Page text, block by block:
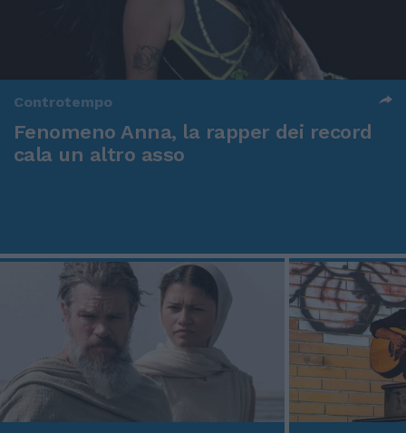
Controtempo
Fenomeno Anna, la rapper dei record
cala un altro asso